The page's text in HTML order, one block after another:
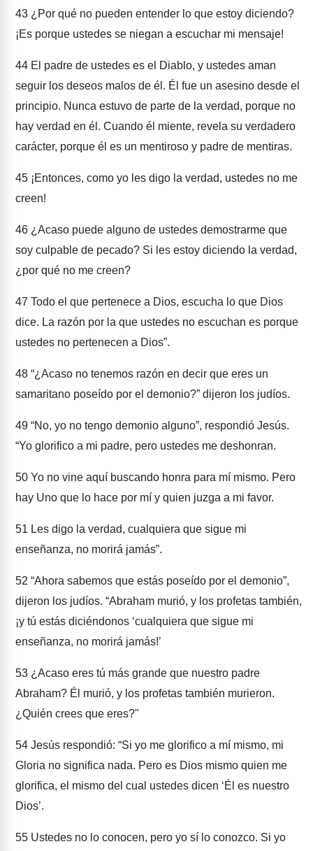
43 ¿Por qué no pueden entender lo que estoy diciendo?
¡Es porque ustedes se niegan a escuchar mi mensaje!
44 El padre de ustedes es el Diablo, y ustedes aman
seguir los deseos malos de él. Él fue un asesino desde el
principio. Nunca estuvo de parte de la verdad, porque no
hay verdad en él. Cuando él miente, revela su verdadero
carácter, porque él es un mentiroso y padre de mentiras.
45 ¡Entonces, como yo les digo la verdad, ustedes no me
creen!
46 ¿Acaso puede alguno de ustedes demostrarme que
soy culpable de pecado? Si les estoy diciendo la verdad,
¿por qué no me creen?
47 Todo el que pertenece a Dios, escucha lo que Dios
dice. La razón por la que ustedes no escuchan es porque
ustedes no pertenecen a Dios”.
48 “¿Acaso no tenemos razón en decir que eres un
samaritano poseído por el demonio?” dijeron los judíos.
49 “No, yo no tengo demonio alguno”, respondió Jesús.
“Yo glorifico a mi padre, pero ustedes me deshonran.
50 Yo no vine aquí buscando honra para mí mismo. Pero
hay Uno que lo hace por mí y quien juzga a mi favor.
51 Les digo la verdad, cualquiera que sigue mi
enseñanza, no morirá jamás”.
52 “Ahora sabemos que estás poseído por el demonio”,
dijeron los judíos. “Abraham murió, y los profetas también,
¡y tú estás diciéndonos ‘cualquiera que sigue mi
enseñanza, no morirá jamás!’
53 ¿Acaso eres tú más grande que nuestro padre
Abraham? Él murió, y los profetas también murieron.
¿Quién crees que eres?"
54 Jesús respondió: “Si yo me glorifico a mí mismo, mi
Gloria no significa nada. Pero es Dios mismo quien me
glorifica, el mismo del cual ustedes dicen ‘Él es nuestro
Dios’.
55 Ustedes no lo conocen, pero yo sí lo conozco. Si yo